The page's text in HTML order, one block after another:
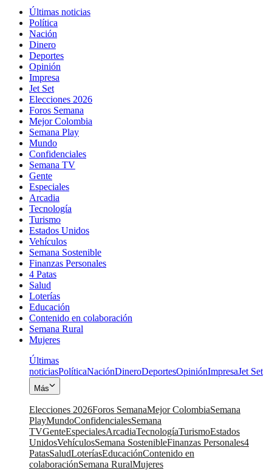
Últimas noticias
Política
Nación
Dinero
Deportes
Opinión
Impresa
Jet Set
Elecciones 2026
Foros Semana
Mejor Colombia
Semana Play
Mundo
Confidenciales
Semana TV
Gente
Especiales
Arcadia
Tecnología
Turismo
Estados Unidos
Vehículos
Semana Sostenible
Finanzas Personales
4 Patas
Salud
Loterías
Educación
Contenido en colaboración
Semana Rural
Mujeres
Últimas
noticiasPolíticaNaciónDineroDeportesOpiniónImpresaJet Set
Más
Elecciones 2026Foros SemanaMejor ColombiaSemana
PlayMundoConfidencialesSemana
TVGenteEspecialesArcadiaTecnologíaTurismoEstados
UnidosVehículosSemana SostenibleFinanzas Personales4
PatasSaludLoteríasEducaciónContenido en
colaboraciónSemana RuralMujeres